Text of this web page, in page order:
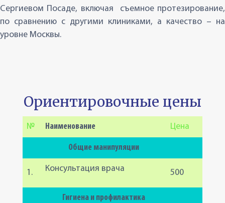
Сергиевом Посаде, включая съемное протезирование,
по сравнению с другими клиниками, а качество – на
уровне Москвы.
Ориентировочные цены
№ Наименование Цена
Общие манипуляции
1. Консультация врача 500
Гигиена и профилактика